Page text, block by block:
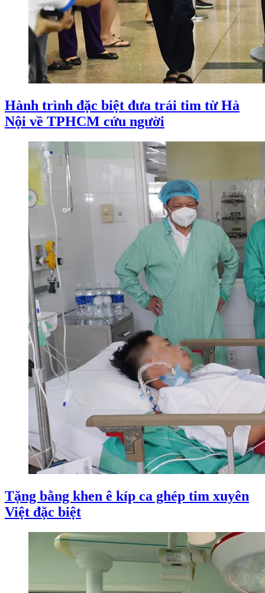
Hành trình đặc biệt đưa trái tim từ Hà
Nội về TPHCM cứu người
Tặng bằng khen ê kíp ca ghép tim xuyên
Việt đặc biệt